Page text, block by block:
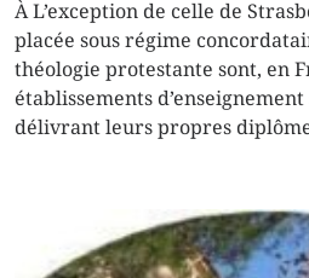
À L’exception de celle de
placée sous régime
théologie protestante sont, en
établissements
délivrant leurs propres